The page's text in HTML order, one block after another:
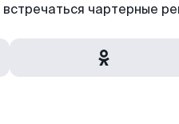
чартерные